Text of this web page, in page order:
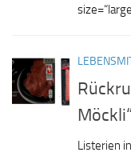
Listerien